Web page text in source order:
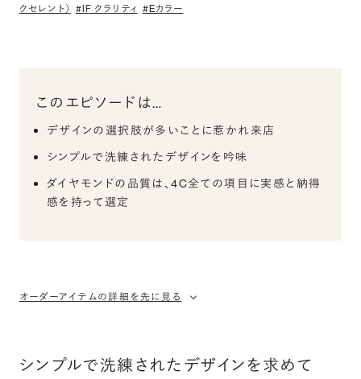
クセレント） #IF クラリティ #Eカラー
このエピソードは…
デザインの選択肢が多いことに惹かれ来店
シンプルで洗練されたデザインを吟味
ダイヤモンドの品質は、4C全ての項目に実感と納得
感を持って選定
オーダーアイテムの詳細を先に見る
シンプルで洗練されたデザインを求めて